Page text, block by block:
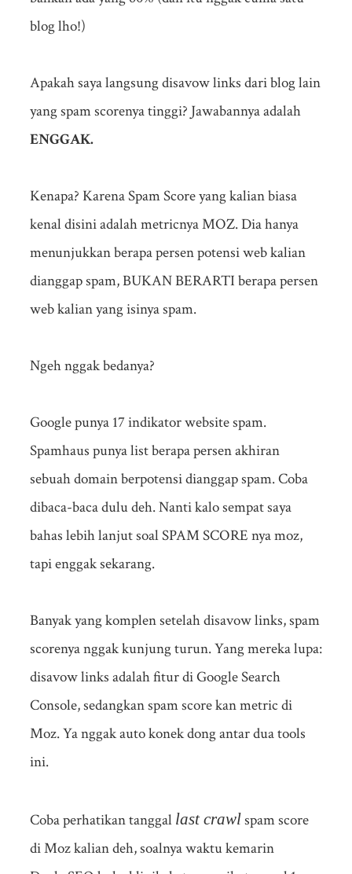
blog lho!)
Apakah saya langsung disavow links dari blog lain
yang spam scorenya tinggi? Jawabannya adalah
ENGGAK.
Kenapa? Karena Spam Score yang kalian biasa
kenal disini adalah metricnya MOZ. Dia hanya
menunjukkan berapa persen potensi web kalian
dianggap spam, BUKAN BERARTI berapa persen
web kalian yang isinya spam.
Ngeh nggak bedanya?
Google punya 17 indikator website spam.
Spamhaus punya list berapa persen akhiran
sebuah domain berpotensi dianggap spam. Coba
dibaca-baca dulu deh. Nanti kalo sempat saya
bahas lebih lanjut soal SPAM SCORE nya moz,
tapi enggak sekarang.
Banyak yang komplen setelah disavow links, spam
scorenya nggak kunjung turun. Yang mereka lupa:
disavow links adalah fitur di Google Search
Console, sedangkan spam score kan metric di
Moz. Ya nggak auto konek dong antar dua tools
ini.
Coba perhatikan tanggal last crawlspam score
di Moz kalian deh, soalnya waktu kemarin